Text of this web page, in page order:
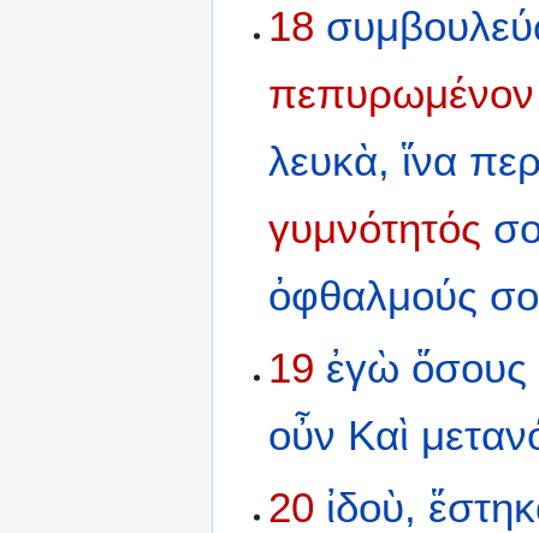
18
πεπυρωμένον
λευκὰ, ἵνα
γυμνότητός
ὀφθαλμούς
19 ἐγὼ ὅσους
οὖν Καὶ
20 ἰδοὺ,